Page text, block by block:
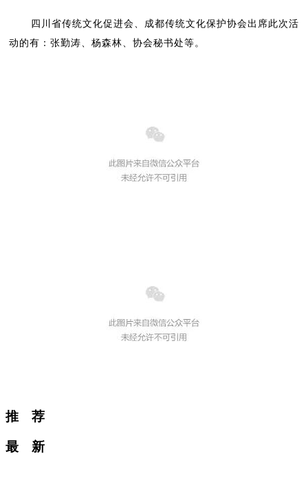
四川省传统文化促进会、成都传统文化保护协会出席此次活
动的有：张勤涛、杨森林、协会秘书处等。
推 荐
最 新